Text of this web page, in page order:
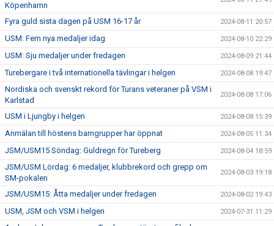
Köpenhamn
Fyra guld sista dagen på USM 16-17 år 2024-08-11 20:57
USM: Fem nya medaljer idag 2024-08-10 22:29
USM: Sju medaljer under fredagen 2024-08-09 21:44
Turebergare i två internationella tävlingar i helgen 2024-08-08 19:47
Nordiska och svenskt rekord för Turans veteraner på VSM i
Karlstad
2024-08-08 17:06
USM i Ljungby i helgen 2024-08-08 15:39
Anmälan till höstens barngrupper har öppnat 2024-08-05 11:34
JSM/USM15 Söndag: Guldregn för Tureberg 2024-08-04 18:59
JSM/USM Lördag: 6 medaljer, klubbrekord och grepp om
SM-pokalen
2024-08-03 19:18
JSM/USM15: Åtta medaljer under fredagen 2024-08-02 19:43
USM, JSM och VSM i helgen 2024-07-31 11:29